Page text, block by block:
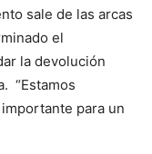
sale de las arcas
el
la devolución
“Estamos
para un